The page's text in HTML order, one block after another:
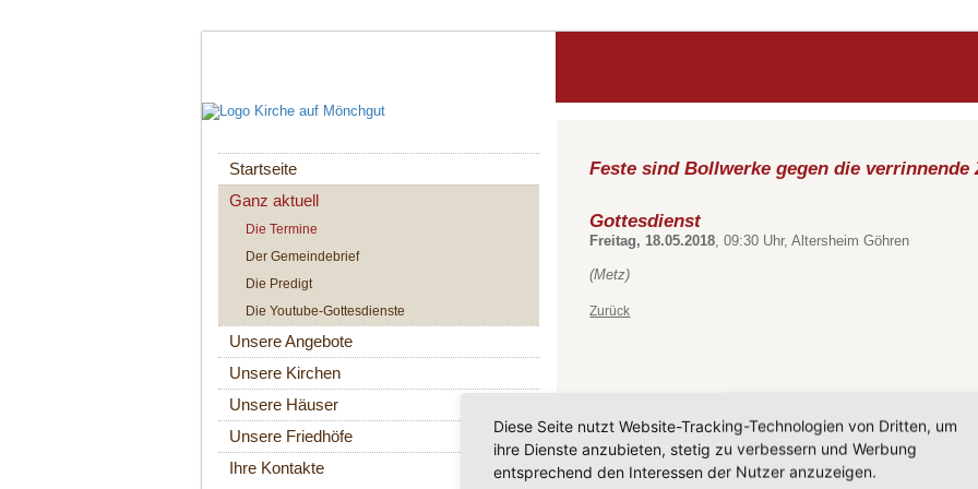
Feste sind Bollwerke gegen die
Gottesdienst
Freitag, 18.05.2018, 09:30 Uhr, Altersheim Göhren
(Metz)
Zurück
Navigation
überspringen
Startseite
Ganz aktuell
Die Termine
Der Gemeindebrief
Die Predigt
Die Youtube-Gottesdienste
Unsere Angebote
Unsere Kirchen
Unsere Häuser
Unsere Friedhöfe
Ihre Kontakte
Diese Seite nutzt Website-Tracking-Technologien von Dritten, um
ihre Dienste anzubieten, stetig zu verbessern und Werbung
entsprechend den Interessen der Nutzer anzuzeigen.